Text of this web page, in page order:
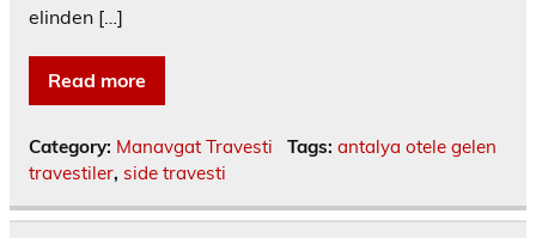
elinden […]
Read more
Category: Manavgat Travesti Tags: antalya otele gelen
travestiler, side travesti